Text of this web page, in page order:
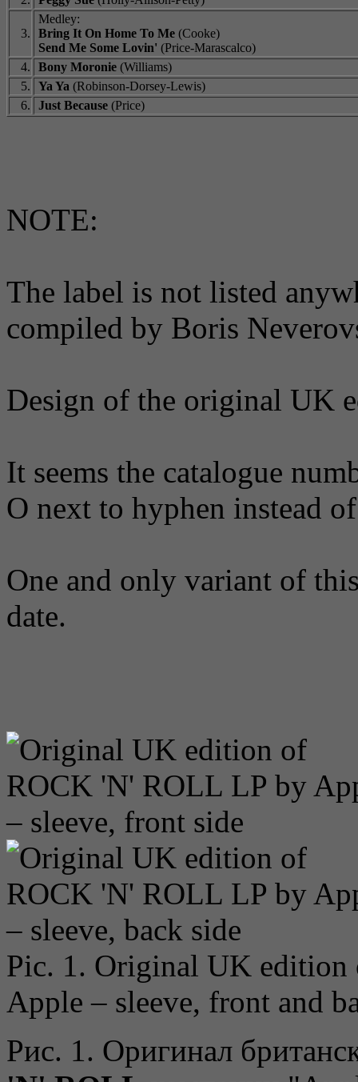
3.
Medley:
Bring It On Home To Me (Cooke)
Send Me Some Lovin' (Price-Marascalco)
4.
Bony Moronie (Williams)
5.
Ya Ya (Robinson-Dorsey-Lewis)
6.
Just Because (Price)
NOTE:
The label is not listed
compiled by Boris
Design of the original UK
It seems the catalogue
O next to hyphen instead
One and only variant of
date.
Pic. 1. Original UK
Apple – sleeve, front and
Рис. 1. Оригинал